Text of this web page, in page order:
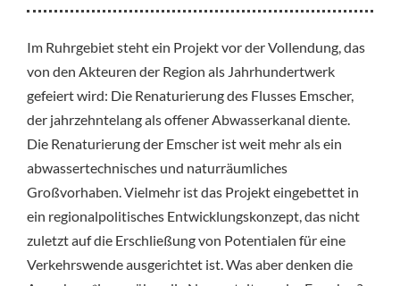
Im Ruhrgebiet steht ein Projekt vor der Vollendung, das
von den Akteuren der Region als Jahrhundertwerk
gefeiert wird: Die Renaturierung des Flusses Emscher,
der jahrzehntelang als offener Abwasserkanal diente.
Die Renaturierung der Emscher ist weit mehr als ein
abwassertechnisches und naturräumliches
Großvorhaben. Vielmehr ist das Projekt eingebettet in
ein regionalpolitisches Entwicklungskonzept, das nicht
zuletzt auf die Erschließung von Potentialen für eine
Verkehrswende ausgerichtet ist. Was aber denken die